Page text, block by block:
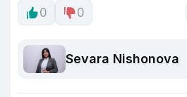
0 0
Sevara Nishonova